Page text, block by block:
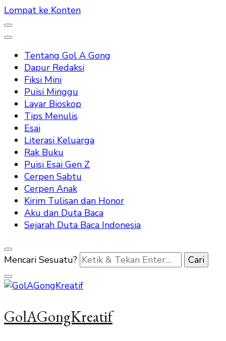
Lompat ke Konten
Tentang Gol A Gong
Dapur Redaksi
Fiksi Mini
Puisi Minggu
Layar Bioskop
Tips Menulis
Esai
Literasi Keluarga
Rak Buku
Puisi Esai Gen Z
Cerpen Sabtu
Cerpen Anak
Kirim Tulisan dan Honor
Aku dan Duta Baca
Sejarah Duta Baca Indonesia
Mencari Sesuatu?
GolAGongKreatif